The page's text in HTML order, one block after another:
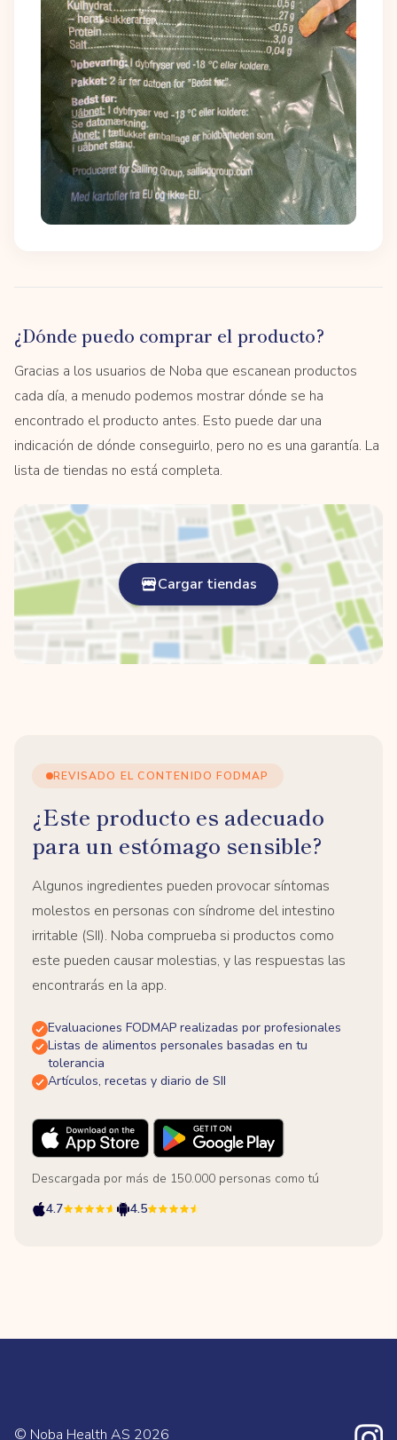
¿Dónde puedo comprar el producto?
Gracias a los usuarios de Noba que escanean productos
cada día, a menudo podemos mostrar dónde se ha
encontrado el producto antes. Esto puede dar una
indicación de dónde conseguirlo, pero no es una garantía. La
lista de tiendas no está completa.
Cargar tiendas
REVISADO EL CONTENIDO FODMAP
¿Este producto es adecuado
para un estómago sensible?
Algunos ingredientes pueden provocar síntomas
molestos en personas con síndrome del intestino
irritable (SII). Noba comprueba si productos como
este pueden causar molestias, y las respuestas las
encontrarás en la app.
Evaluaciones FODMAP realizadas por profesionales
Listas de alimentos personales basadas en tu
tolerancia
Artículos, recetas y diario de SII
Descargada por más de 150.000 personas como tú
4.7
4.5
© Noba Health AS 2026